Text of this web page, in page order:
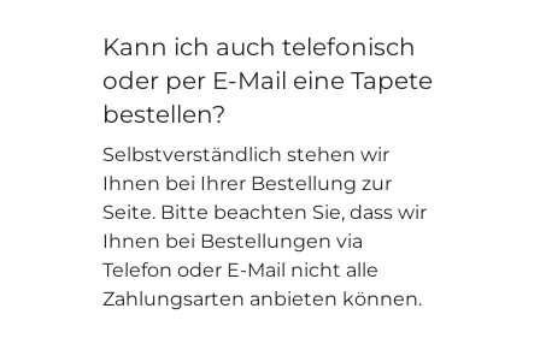
Kann ich auch telefonisch
oder per E-Mail eine Tapete
bestellen?
Selbstverständlich stehen wir
Ihnen bei Ihrer Bestellung zur
Seite. Bitte beachten Sie, dass wir
Ihnen bei Bestellungen via
Telefon oder E-Mail nicht alle
Zahlungsarten anbieten können.